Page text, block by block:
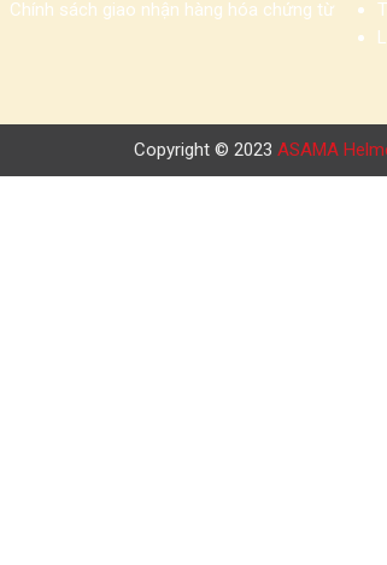
Chính sách giao nhận hàng hóa chứng từ
Copyright © 2023 ASAMA